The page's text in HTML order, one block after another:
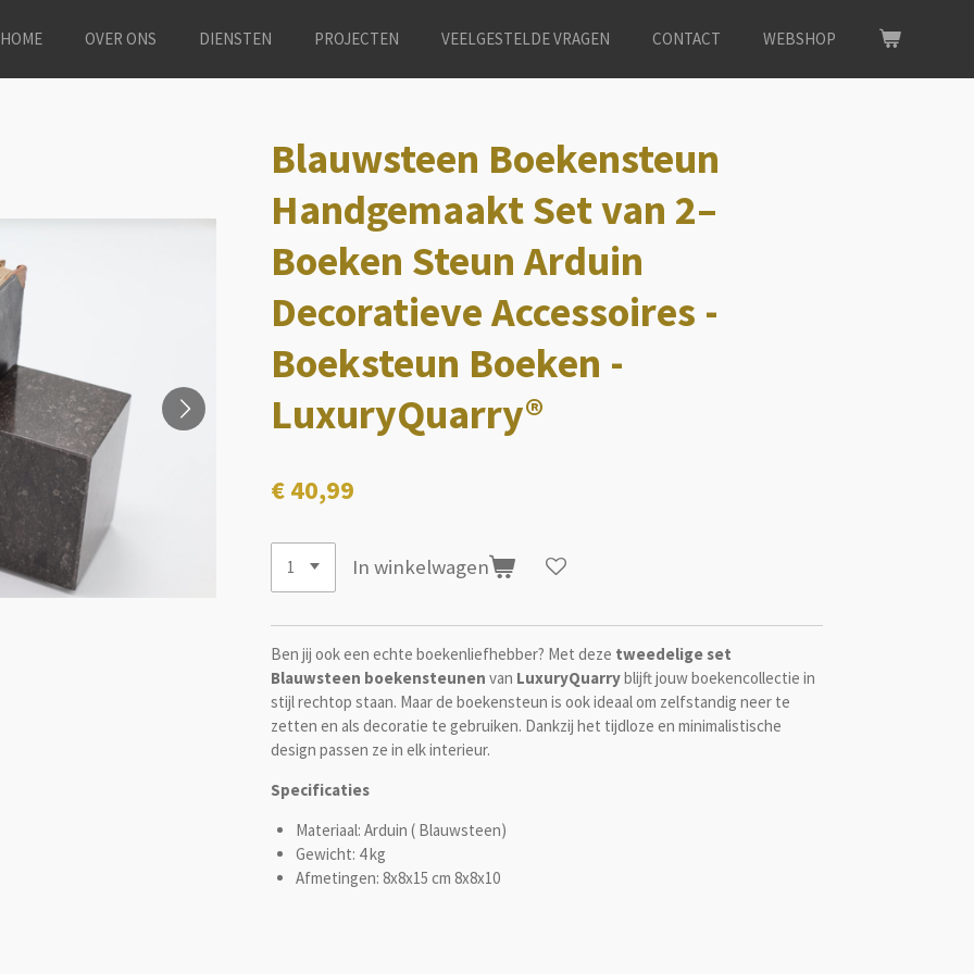
HOME OVER ONS DIENSTEN PROJECTEN VEELGESTELDE VRAGEN CONTACT WEBSHOP
Blauwsteen Boekensteun
Handgemaakt Set van 2–
Boeken Steun Arduin
Decoratieve Accessoires -
Boeksteun Boeken -
LuxuryQuarry®
€ 40,99
In winkelwagen
Ben jij ook een echte boekenliefhebber? Met deze tweedelige set
Blauwsteen boekensteunen van LuxuryQuarryblijft jouw boekencollectie in
stijl rechtop staan. Maar de boekensteun is ook ideaal om zelfstandig neer te
zetten en als decoratie te gebruiken. Dankzij het tijdloze en minimalistische
design passen ze in elk interieur.
Specificaties
Materiaal: Arduin ( Blauwsteen)
Gewicht: 4 kg
Afmetingen: 8x8x15 cm 8x8x10